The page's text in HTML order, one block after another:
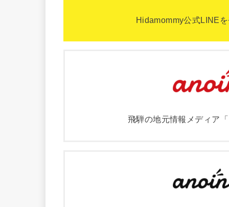
Hidamommy公式LINE
飛騨の地元情報メディア